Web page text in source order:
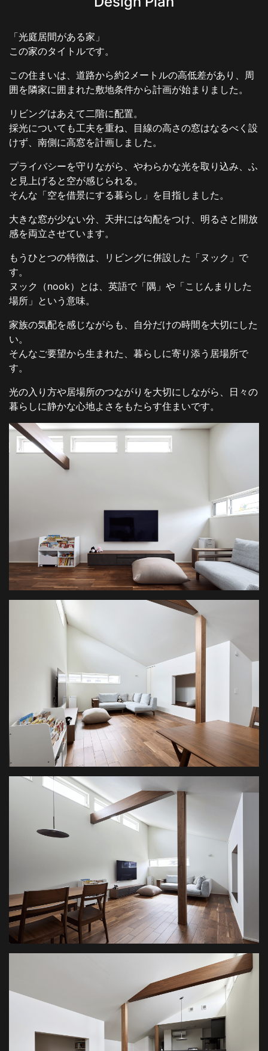
「光庭居間がある家」
この家のタイトルです。
この住まいは、道路から約2メートルの高低差があり、周
囲を隣家に囲まれた敷地条件から計画が始まりました。
リビングはあえて二階に配置。
採光についても工夫を重ね、目線の高さの窓はなるべく設
けず、南側に高窓を計画しました。
プライバシーを守りながら、やわらかな光を取り込み、ふ
と見上げると空が感じられる。
そんな「空を借景にする暮らし」を目指しました。
大きな窓が少ない分、天井には勾配をつけ、明るさと開放
感を両立させています。
もうひとつの特徴は、リビングに併設した「ヌック」で
す。
ヌック（nook）とは、英語で「隅」や「こじんまりした
場所」という意味。
家族の気配を感じながらも、自分だけの時間を大切にした
い。
そんなご要望から生まれた、暮らしに寄り添う居場所で
す。
光の入り方や居場所のつながりを大切にしながら、日々の
暮らしに静かな心地よさをもたらす住まいです。